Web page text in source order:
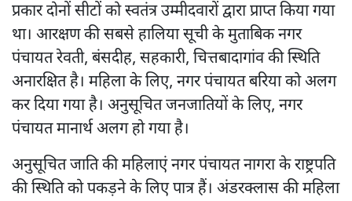
प्रकार दोनों सीटों को स्वतंत्र उम्मीदवारों द्वारा प्राप्त किया गया
था। आरक्षण की सबसे हालिया सूची के मुताबिक नगर
पंचायत रेवती, बंसदीह, सहकारी, चित्तबादागांव की स्थिति
अनारक्षित है। महिला के लिए, नगर पंचायत बरिया को अलग
कर दिया गया है। अनुसूचित जनजातियों के लिए, नगर
पंचायत मानार्थ अलग हो गया है।
अनुसूचित जाति की महिलाएं नगर पंचायत नागरा के राष्ट्रपति
की स्थिति को पकड़ने के लिए पात्र हैं। अंडरक्लास की महिला